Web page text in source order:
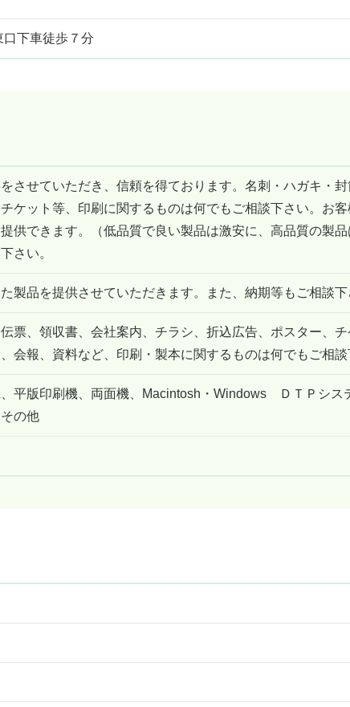
下車徒歩７分
させていただき、信頼を得ております。名刺・ハガキ・
ケット等、印刷に関するものは何でもご相談下さい。お
供できます。（低品質で良い製品は激安に、高品質の製
さい。
製品を提供させていただきます。また、納期等もご相談下
票、領収書、会社案内、チラシ、折込広告、ポスター、
会報、資料など、印刷・製本に関するものは何でもご相談
平版印刷機、両面機、Macintosh・Windows ＤＴＰシス
の他